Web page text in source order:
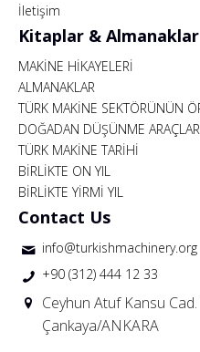
İletişim
Kitaplar & Almanaklar
MAKİNE HİKAYELERİ
ALMANAKLAR
TÜRK MAKİNE SEKTÖRÜNÜN
DOĞADAN DÜŞÜNME
TÜRK MAKİNE TARİHİ
BİRLİKTE ON YIL
BİRLİKTE YİRMİ YIL
Contact Us
info@turkishmachinery.org
+90 (312) 444 12 33
Ceyhun Atuf Kansu
Çankaya/ANKARA